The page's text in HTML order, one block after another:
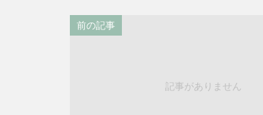
前の記事
記事がありません